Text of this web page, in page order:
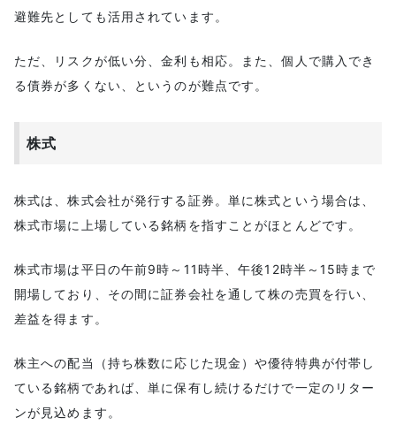
避難先としても活用されています。
ただ、リスクが低い分、金利も相応。また、個人で購入でき
る債券が多くない、というのが難点です。
株式
株式は、株式会社が発行する証券。単に株式という場合は、
株式市場に上場している銘柄を指すことがほとんどです。
株式市場は平日の午前9時～11時半、午後12時半～15時まで
開場しており、その間に証券会社を通して株の売買を行い、
差益を得ます。
株主への配当（持ち株数に応じた現金）や優待特典が付帯し
ている銘柄であれば、単に保有し続けるだけで一定のリター
ンが見込めます。